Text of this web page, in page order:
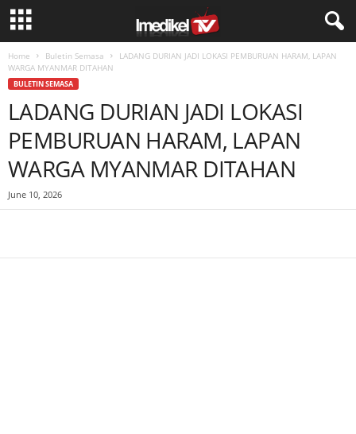
Home Buletin Semasa
LADANG DURIAN JADI LOKASI PEMBURUAN HARAM, LAPAN
WARGA MYANMAR DITAHAN
BULETIN SEMASA
LADANG DURIAN JADI LOKASI
PEMBURUAN HARAM, LAPAN
WARGA MYANMAR DITAHAN
June 10, 2026